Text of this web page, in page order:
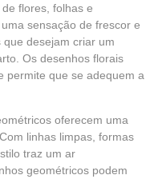
flores, folhas e
sensação de frescor e
desejam criar um
Os desenhos florais
permite que se adequem a
oferecem uma
linhas limpas, formas
traz um ar
geométricos podem